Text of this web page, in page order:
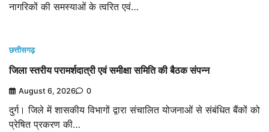
नागरिकों की समस्याओं के त्वरित एवं…
छत्तीसगढ़
जिला स्तरीय परामर्शदात्री एवं समीक्षा समिति की बैठक संपन्न
August 6, 2026 0
दुर्ग। जिले में शासकीय विभागों द्वारा संचालित योजनाओं से संबंधित बैंकों को
प्रेषित प्रकरण की…